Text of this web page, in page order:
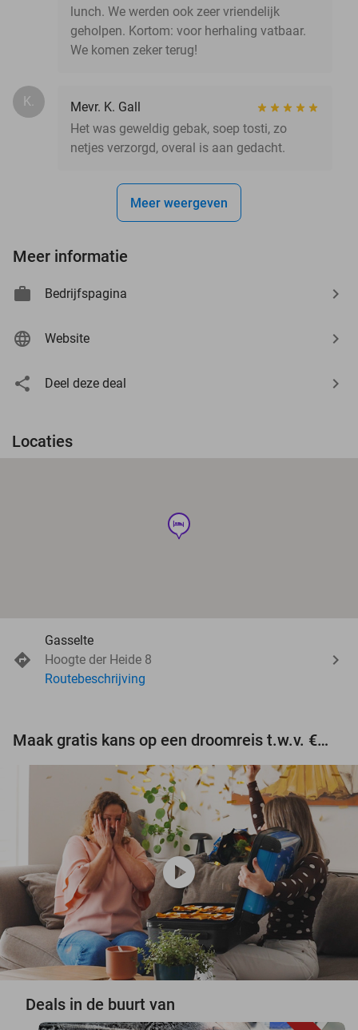
lunch. We werden ook zeer vriendelijk
geholpen. Kortom: voor herhaling vatbaar.
We komen zeker terug!
K.
Mevr. K. Gall
Het was geweldig gebak, soep tosti, zo
netjes verzorgd, overal is aan gedacht.
Meer weergeven
Meer informatie
Bedrijfspagina
Website
Deel deze deal
Locaties
hotel
Gasselte
Hoogte der Heide 8
Routebeschrijving
Maak gratis kans op een droomreis t.w.v. €3.000!
play_circle
Deals in de buurt van